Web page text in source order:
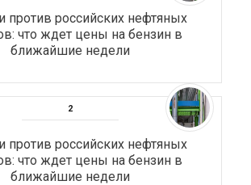
против российских нефтяных
что ждет цены на бензин в
ближайшие недели
против российских нефтяных
что ждет цены на бензин в
ближайшие недели